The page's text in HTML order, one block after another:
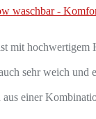
waschbar -
hochwertigem
weich und
einer